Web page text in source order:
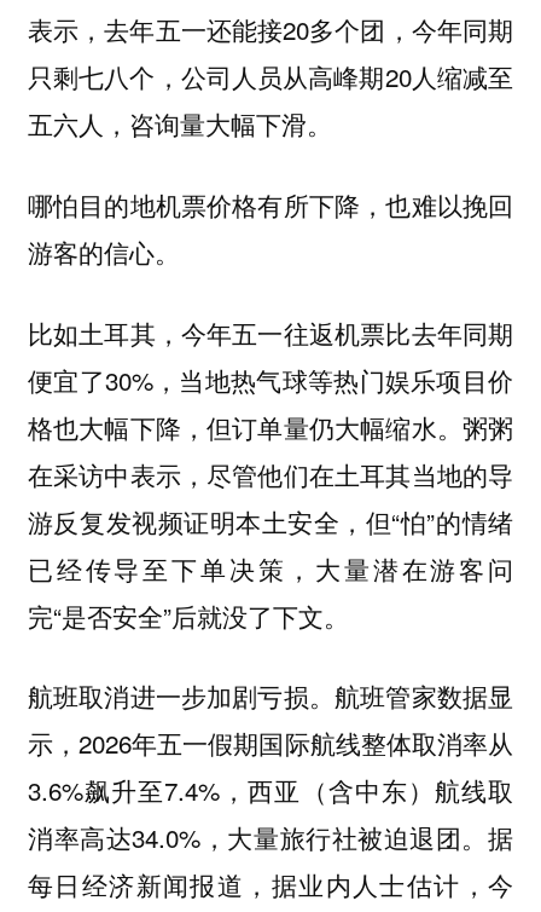
表示，去年五一还能接20多个团，今年同期
只剩七八个，公司人员从高峰期20人缩减至
五六人，咨询量大幅下滑。
哪怕目的地机票价格有所下降，也难以挽回
游客的信心。
比如土耳其，今年五一往返机票比去年同期
便宜了30%，当地热气球等热门娱乐项目价
格也大幅下降，但订单量仍大幅缩水。粥粥
在采访中表示，尽管他们在土耳其当地的导
游反复发视频证明本土安全，但“怕”的情绪
已经传导至下单决策，大量潜在游客问
完“是否安全”后就没了下文。
航班取消进一步加剧亏损。航班管家数据显
示，2026年五一假期国际航线整体取消率从
3.6%飙升至7.4%，西亚（含中东）航线取
消率高达34.0%，大量旅行社被迫退团。据
每日经济新闻报道，据业内人士估计，今